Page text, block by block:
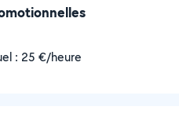
: 25 €/heure